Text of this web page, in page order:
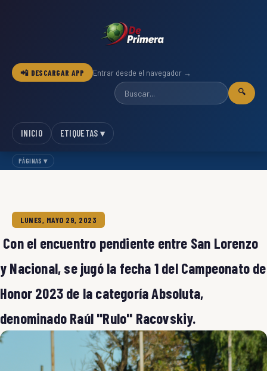
📲 DESCARGAR APP Entrar desde el navegador →
🔍
INICIO ETIQUETAS ▾
PÁGINAS ▾
LUNES, MAYO 29, 2023
Con el encuentro pendiente entre San Lorenzo
y Nacional, se jugó la fecha 1 del Campeonato de
Honor 2023 de la categoría Absoluta,
denominado Raúl "Rulo" Racovskiy.